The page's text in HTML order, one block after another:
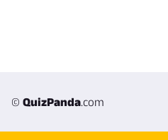
© QuizPanda.com